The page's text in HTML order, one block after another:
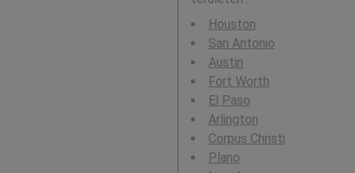
Houston
San Antonio
Austin
Fort Worth
El Paso
Arlington
Corpus Christi
Plano